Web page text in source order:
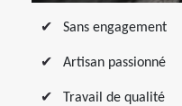
Sans engagement
Artisan passionné
Travail de qualité